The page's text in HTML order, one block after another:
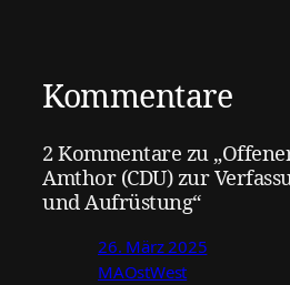
Kommentare
2 Kommentare zu
Amthor (CDU) zur
und Aufrüstung“
26. März 2025
MAOstWest